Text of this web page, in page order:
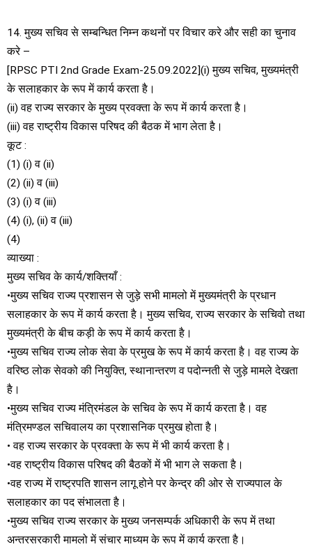
14. मुख्य सचिव से सम्बन्धित निम्न कथनों पर विचार करे और सही का चुनाव
करे –
[RPSC PTI 2nd Grade Exam-25.09.2022](i) मुख्य सचिव, मुख्यमंत्री
के सलाहकार के रूप में कार्य करता है।
(ii) वह राज्य सरकार के मुख्य प्रवक्ता के रूप में कार्य करता है।
(iii) वह राष्ट्रीय विकास परिषद की बैठक में भाग लेता है।
कूट :
(1) (i) व (ii)
(2) (ii) व (iii)
(3) (i) व (iii)
(4) (i), (ii) व (iii)
(4)
व्याख्या :
मुख्य सचिव के कार्य/शक्तियाँ :
•मुख्य सचिव राज्य प्रशासन से जुड़े सभी मामलो में मुख्यमंत्री के प्रधान
सलाहकार के रूप में कार्य करता है। मुख्य सचिव, राज्य सरकार के सचिवो तथा
मुख्यमंत्री के बीच कड़ी के रूप में कार्य करता है।
•मुख्य सचिव राज्य लोक सेवा के प्रमुख के रूप में कार्य करता है। वह राज्य के
वरिष्ठ लोक सेवको की नियुक्ति, स्थानान्तरण व पदोन्नती से जुड़े मामले देखता
है।
•मुख्य सचिव राज्य मंत्रिमंडल के सचिव के रूप में कार्य करता है। वह
मंत्रिमण्डल सचिवालय का प्रशासनिक प्रमुख होता है।
• वह राज्य सरकार के प्रवक्ता के रूप में भी कार्य करता है।
•वह राष्ट्रीय विकास परिषद की बैठकों में भी भाग ले सकता है।
•वह राज्य में राष्ट्रपति शासन लागू होने पर केन्द्र की ओर से राज्यपाल के
सलाहकार का पद संभालता है।
•मुख्य सचिव राज्य सरकार के मुख्य जनसम्पर्क अधिकारी के रूप में तथा
अन्तरसरकारी मामलो में संचार माध्यम के रूप में कार्य करता है।